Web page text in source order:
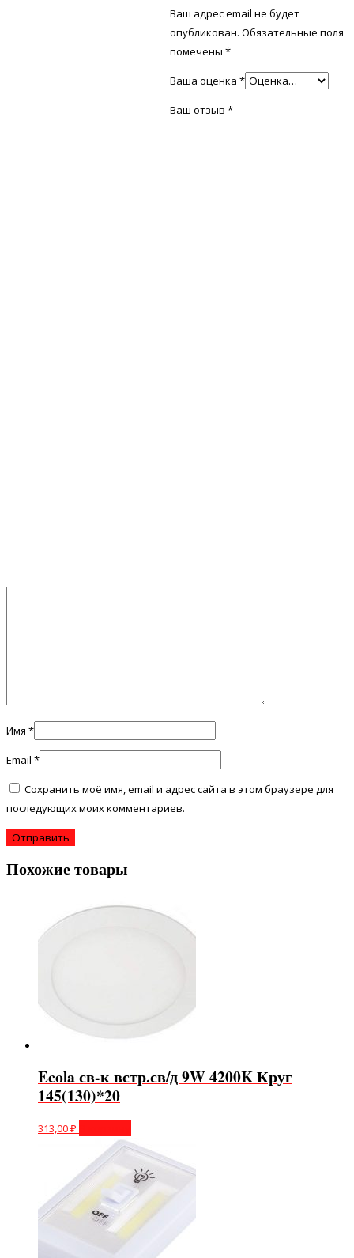
Ваш адрес email не будет
опубликован. Обязательные поля
помечены*
Ваша оценка*
Ваш отзыв*
Имя *
Email *
Сохранить моё имя, email и адрес сайта в этом браузере для
последующих моих комментариев.
Похожие товары
Ecola св-к встр.св/д 9W 4200K Круг
145(130)*20
313,00₽